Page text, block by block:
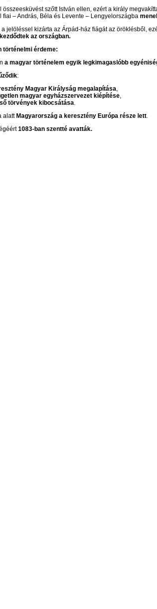
összeesküvést szőtt István ellen, ezért a király
fiai – András, Béla és Levente – Lengyelországba
a jelöléssel kizárta az Árpád-ház fiágát az öröklésből,
az országban.
történelmi érdeme:
a magyar történelem egyik legkimagaslóbb
:
Magyar Királyság megalapítása,
magyar egyházszervezet kiépítése,
törvények kibocsátása.
alatt Magyarország a keresztény Európa része lett.
1083-ban szentté avatták.